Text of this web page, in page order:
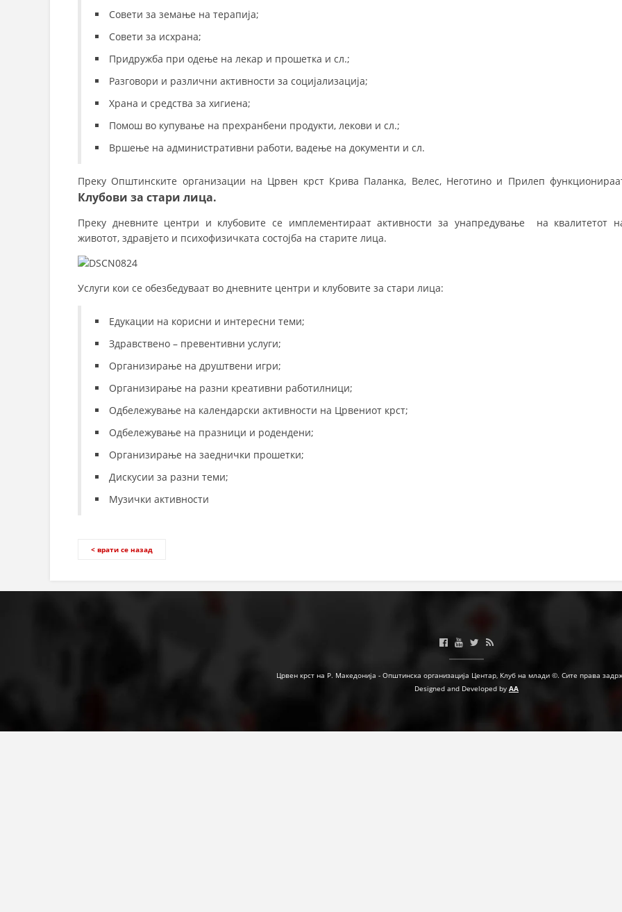
ИНФОРМАЦИИ ЗА БОЛЕСТИ
ДЕЈСТВУВАЊЕ
Совети за земање на терапија;
Совети за исхрана;
Придружба при одење на лекар и прошетка и сл.;
Разговори и различни активности за социјализација;
Храна и средства за хигиена;
Помош во купување на прехранбени продукти, лекови и сл.;
Вршење на административни работи, вадење на документи и сл.
Преку Општинските организации на Црвен крст Крива Паланка, Велес, Неготино и Прилеп
Клубови за стари лица.
Преку дневните центри и клубовите се имплементираат активности за унапредување на квалитетот
животот, здравјето и психофизичката состојба на старите лица.
Услуги кои се обезбедуваат во дневните центри и клубовите за стари лица:
Едукации на корисни и интересни теми;
Здравствено – превентивни услуги;
Организирање на друштвени игри;
Организирање на разни креативни работилници;
Одбележување на календарски активности на Црвениот крст;
Одбележување на празници и родендени;
Организирање на заеднички прошетки;
Дискусии за разни теми;
Музички активности
< врати се назад
Црвен крст на Р. Македонија - Општинска организација Центар, Клуб на млади ©. Сите права
Designed and Developed by AA